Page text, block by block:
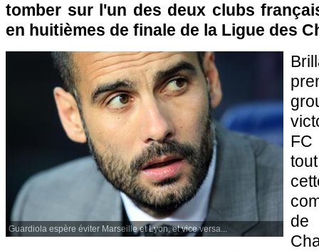
tomber sur l'un des deux clubs
en huitièmes de finale de la Ligue des
Guardiola espère éviter Marseille et Lyon, et vice versa...
FC